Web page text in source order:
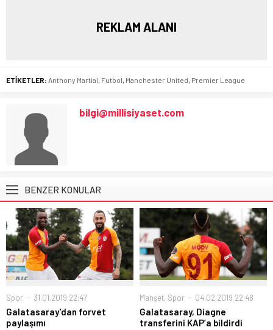
REKLAM ALANI
ETİKETLER: Anthony Martial, Futbol, Manchester United, Premier League
bilgi@millisiyaset.com
BENZER KONULAR
Spor 31.01.2019 22:47
Galatasaray’dan forvet
paylaşımı
Manşet, Spor 04.02.2019 22:48
Galatasaray, Diagne
transferini KAP’a bildirdi